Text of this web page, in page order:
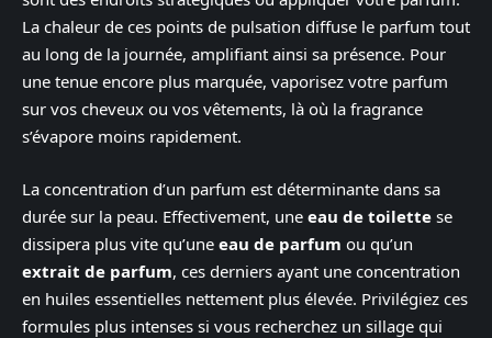
La chaleur de ces points de pulsation diffuse le parfum tout
au long de la journée, amplifiant ainsi sa présence. Pour
une tenue encore plus marquée, vaporisez votre parfum
sur vos cheveux ou vos vêtements, là où la fragrance
s’évapore moins rapidement.
La concentration d’un parfum est déterminante dans sa
durée sur la peau. Effectivement, une eau de toilette se
dissipera plus vite qu’une eau de parfum ou qu’un
extrait de parfum, ces derniers ayant une concentration
en huiles essentielles nettement plus élevée. Privilégiez ces
formules plus intenses si vous recherchez un sillage qui